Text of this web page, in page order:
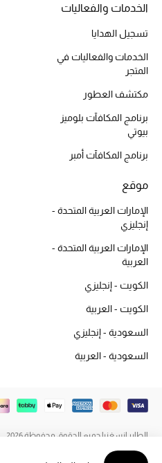
الجديد في عالم الجمال
الأكثر مبيعاً
العطور
مكتشف العطور
المكياج
مستحضرات العناية
مستحضرات الاستحمام والعناية بالجسم
الصحة والعافية
مجموعة الجمال
الجمال في بلوميز
الخدمات والفعاليات
تسجيل الهدايا
الخدمات والفعاليات في
المتجر
مكتشف العطور
برنامج المكافآت بلوميز
بيوتي
برنامج المكافآت أمبر
موقع
الإمارات العربية المتحدة -
إنجليزي
الإمارات العربية المتحدة -
العربية
الكويت - إنجليزي
الكويت - العربية
السعودية - إنجليزي
السعودية - العربية
الطاير إنسغنيا جميع الحقوق محفوظة 2026